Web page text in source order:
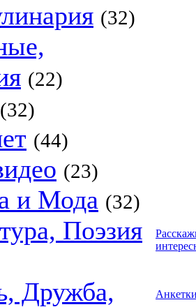
(32)
(22)
(32)
(44)
(23)
и Мода (32)
Поэзия
Дружба,